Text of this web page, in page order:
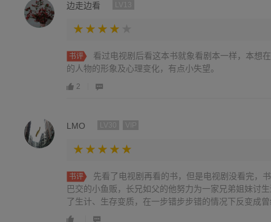
边走边看
书评
看过电视剧后看这本书就象看剧本一样，本想
的人物的形象及心理变化，有点小失望。
2
LMO
书评
先看了电视剧再看的书，但是电视剧没看完，
巴交的小鱼贩，长兄如父的他努力为一家兄弟姐妹讨
了生计、生存变质，在一步错步步错的情况下反变成
度差点洗白，有权有势真的可以为所欲为，好在有安